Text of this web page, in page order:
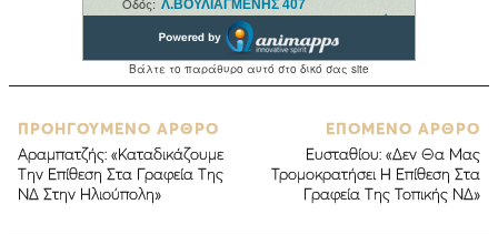
ΠΡΟΗΓΟΥΜΕΝΟ ΑΡΘΡΟ
Αραμπατζής: «Καταδικάζουμε
Την Επίθεση Στα Γραφεία Της
ΝΔ Στην Ηλιούπολη»
ΕΠΟΜΕΝΟ ΑΡΘΡΟ
Ευσταθίου: «Δεν Θα Μας
Τρομοκρατήσει Η Επίθεση Στα
Γραφεία Της Τοπικής ΝΔ»